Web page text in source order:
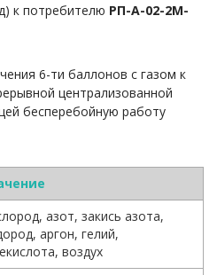
к потребителю РП-А-02-2М-
6-ти баллонов с газом к
централизованной
бесперебойную работу
азот, закись азота,
аргон, гелий,
воздух